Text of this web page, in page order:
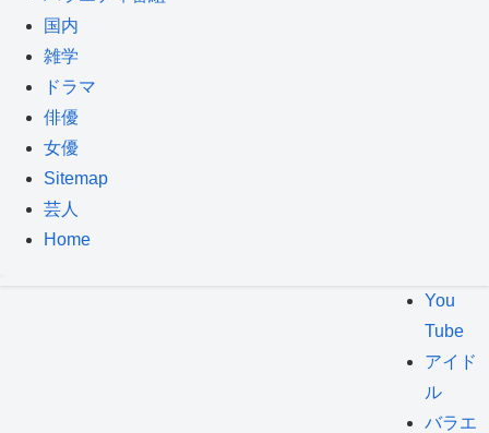
国内
雑学
ドラマ
俳優
女優
Sitemap
芸人
Home
You
Tube
アイド
ル
バラエ